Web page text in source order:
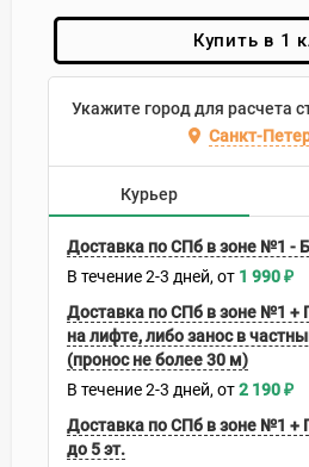
Купить в 1
Укажите город для расчета
Санкт-
Курьер
Доставка по СПб в зоне №1 -
В течение2-3 дней 1 990₽
Доставка по СПб в зоне №1 +
на лифте, либо занос в
(пронос не более 30 м)
В течение2-3 дней 2 190₽
Доставка по СПб в зоне №1 +
до 5 эт.